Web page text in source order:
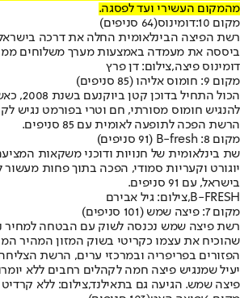
מהמקום העשירי ועד לפסגה.
מקום 10:
דומינוס(64 סניפים)
ביססה את מעמדה באמצעות מערך משלוחים
דומינוס פיצה,צילום: דן פרץ
מקום 9: חומוס אליהו (85 סניפים)
הכול
הרשת הפכה לתופעה לאומית עם 85 סניפים.
מקום 8: B-fresh (91 סניפים)
שת בינלאומית של חנויות ודוכני משקאות
יוגורט וקעריות סמודי, הפכה בתוך פחות
בישראל, עם 91 סניפים.
B-FRESH,צילום: גיל אבירם
מקום 7: פיצה שמש (101 סניפים)
רשת פיצה שמש נכנסה לשוק עם הבטחה למחיר
הפזורים בפריפריה ובמרכזי ערים, הרשת
יעיל שמנגיש פיצה חמה לקהלים רחבים ללא
פיצה שמש. הגיעה גם בתאילנד,צילום: ללא קרדיט